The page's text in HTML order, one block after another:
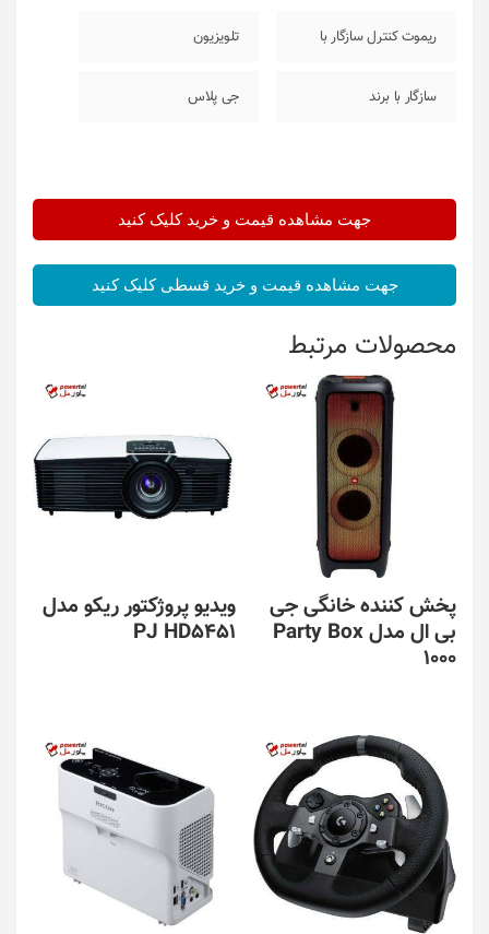
ریموت کنترل سازگار با تلویزیون
سازگار با برند جی پلاس
جهت مشاهده قیمت و خرید کلیک کنید
جهت مشاهده قیمت و خرید قسطی کلیک کنید
محصولات مرتبط
پخش کننده خانگی جی
بی ال مدل Party Box
1000
ویدیو پروژکتور ریکو مدل
PJ HD5451